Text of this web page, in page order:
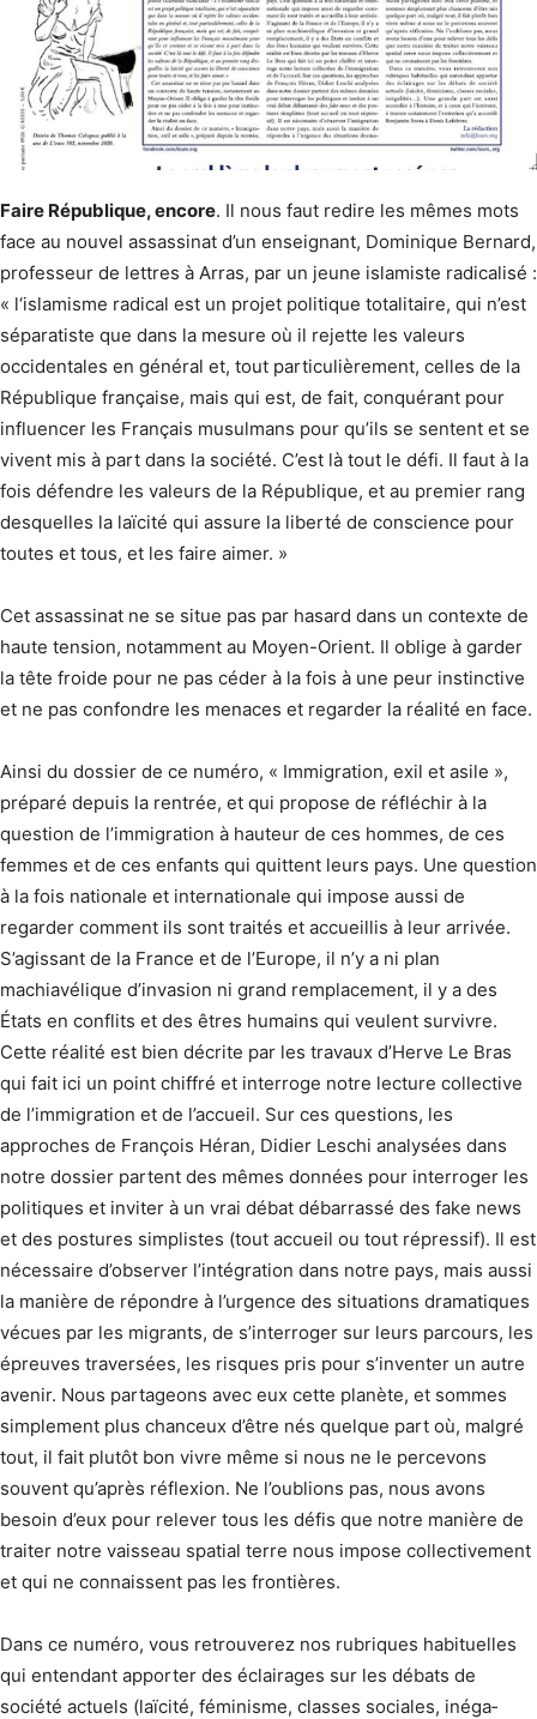
Faire République, encore. Il nous faut redire les mêmes mots
face au nouvel assassinat d’un enseignant, Dominique Bernard,
professeur de lettres à Arras, par un jeune islamiste radicalisé :
« l‘islamisme radical est un projet politique totalitaire, qui n’est
séparatiste que dans la mesure où il rejette les valeurs
occidentales en général et, tout particulièrement, celles de la
République française, mais qui est, de fait, conquérant pour
influencer les Français musulmans pour qu’ils se sentent et se
vivent mis à part dans la société. C’est là tout le défi. Il faut à la
fois défendre les valeurs de la République, et au premier rang
desquelles la laïcité qui assure la liberté de conscience pour
toutes et tous, et les faire aimer. »
Cet assassinat ne se situe pas par hasard dans un contexte de
haute tension, notamment au Moyen-Orient. Il oblige à garder
la tête froide pour ne pas céder à la fois à une peur instinctive
et ne pas confondre les menaces et regarder la réalité en face.
Ainsi du dossier de ce numéro, « Immigration, exil et asile »,
préparé depuis la rentrée, et qui propose de réfléchir à la
question de l’immigration à hauteur de ces hommes, de ces
femmes et de ces enfants qui quittent leurs pays. Une question
à la fois nationale et internationale qui impose aussi de
regarder comment ils sont traités et accueillis à leur arrivée.
S’agissant de la France et de l’Europe, il n’y a ni plan
machiavélique d’invasion ni grand remplacement, il y a des
États en conflits et des êtres humains qui veulent survivre.
Cette réalité est bien décrite par les travaux d’Herve Le Bras
qui fait ici un point chiffré et interroge notre lecture collective
de l’immigration et de l’accueil. Sur ces questions, les
approches de François Héran, Didier Leschi analysées dans
notre dossier partent des mêmes données pour interroger les
politiques et inviter à un vrai débat débarrassé des fake news
et des postures simplistes (tout accueil ou tout répressif). Il est
nécessaire d’observer l’intégration dans notre pays, mais aussi
la manière de répondre à l’urgence des situations dramatiques
vécues par les migrants, de s’interroger sur leurs parcours, les
épreuves traversées, les risques pris pour s’inventer un autre
avenir. Nous partageons avec eux cette planète, et sommes
simplement plus chanceux d’être nés quelque part où, malgré
tout, il fait plutôt bon vivre même si nous ne le percevons
souvent qu’après réflexion. Ne l’oublions pas, nous avons
besoin d’eux pour relever tous les défis que notre manière de
traiter notre vaisseau spatial terre nous impose collectivement
et qui ne connaissent pas les frontières.
Dans ce numéro, vous retrouverez nos rubriques habituelles
qui entendant apporter des éclairages sur les débats de
société actuels (laïcité, féminisme, classes sociales, inéga­